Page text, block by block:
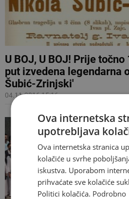
U BOJ, U BOJ! Prije
put izvedena legendarna
Šubić-Zrinjski'
04.11.2016 15:16
Ova internetska
upotrebljava
Ova internetska stranica
kolačiće u svrhe
iskustva. Uporabom
prihvaćate sve kolačiće
Politici kolačića. Podrobno